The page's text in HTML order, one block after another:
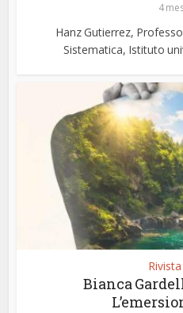
4
Hanz Gutierrez,
Sistematica, Istituto
Rivista
Bianca